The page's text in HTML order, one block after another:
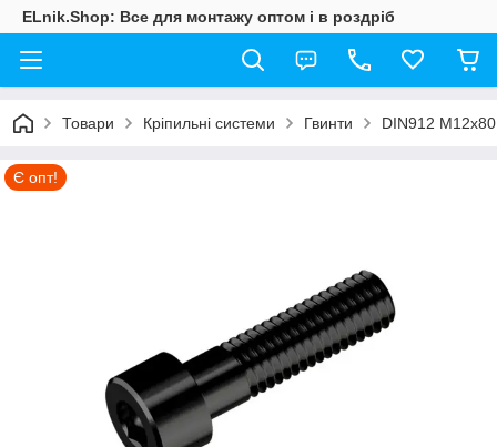
ELnik.Shop: Все для монтажу оптом і в роздріб
Товари Кріпильні системи Гвинти DIN912 М12х80
Є опт!